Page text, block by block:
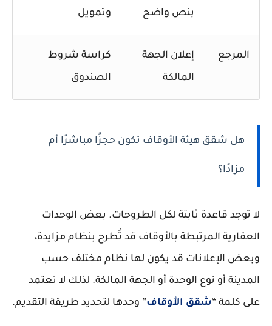
بنص واضح وتمويل
المرجع إعلان الجهة
المالكة
كراسة شروط
الصندوق
هل شقق هيئة الأوقاف تكون حجزًا مباشرًا أم
مزادًا؟
لا توجد قاعدة ثابتة لكل الطروحات. بعض الوحدات
العقارية المرتبطة بالأوقاف قد تُطرح بنظام مزايدة،
وبعض الإعلانات قد يكون لها نظام مختلف حسب
المدينة أو نوع الوحدة أو الجهة المالكة. لذلك لا تعتمد
على كلمة “شقق الأوقاف” وحدها لتحديد طريقة التقديم.